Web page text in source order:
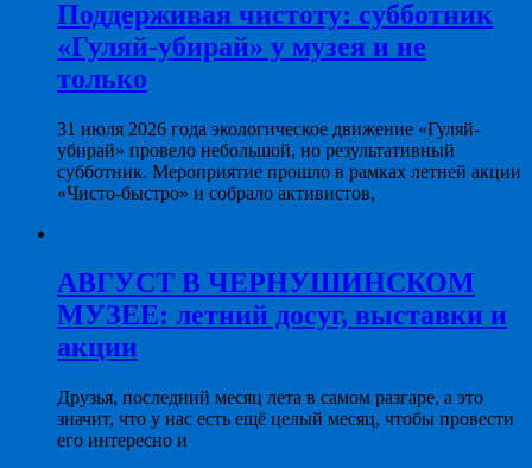
Поддерживая чистоту: субботник
«Гуляй-убирай» у музея и не
только
31 июля 2026 года экологическое движение «Гуляй-
убирай» провело небольшой, но результативный
субботник. Мероприятие прошло в рамках летней акции
«Чисто-быстро» и собрало активистов,
АВГУСТ В ЧЕРНУШИНСКОМ
МУЗЕЕ: летний досуг, выставки и
акции
Друзья, последний месяц лета в самом разгаре, а это
значит, что у нас есть ещё целый месяц, чтобы провести
его интересно и